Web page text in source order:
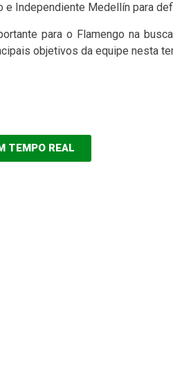
Independiente Medellín para
para o Flamengo na
objetivos da equipe nesta
TEMPO REAL